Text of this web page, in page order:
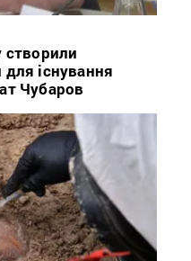
створили
для існування
Чубаров